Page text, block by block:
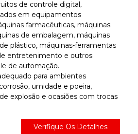
de controle digital,
em equipamentos
farmacêuticas, máquinas
de embalagem, máquinas
plástico, máquinas-ferramentas
entretenimento e outros
de automação.
para ambientes
umidade e poeira,
explosão e ocasiões com trocas
Verifique Os Detalhes